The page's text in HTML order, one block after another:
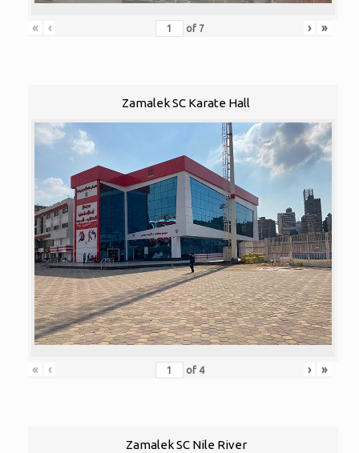
« ‹ of 7 › »
Zamalek SC Karate Hall
« ‹ of 4 › »
Zamalek SC Nile River